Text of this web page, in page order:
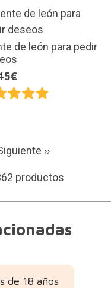
de león para pedir
››
productos
de 18 años